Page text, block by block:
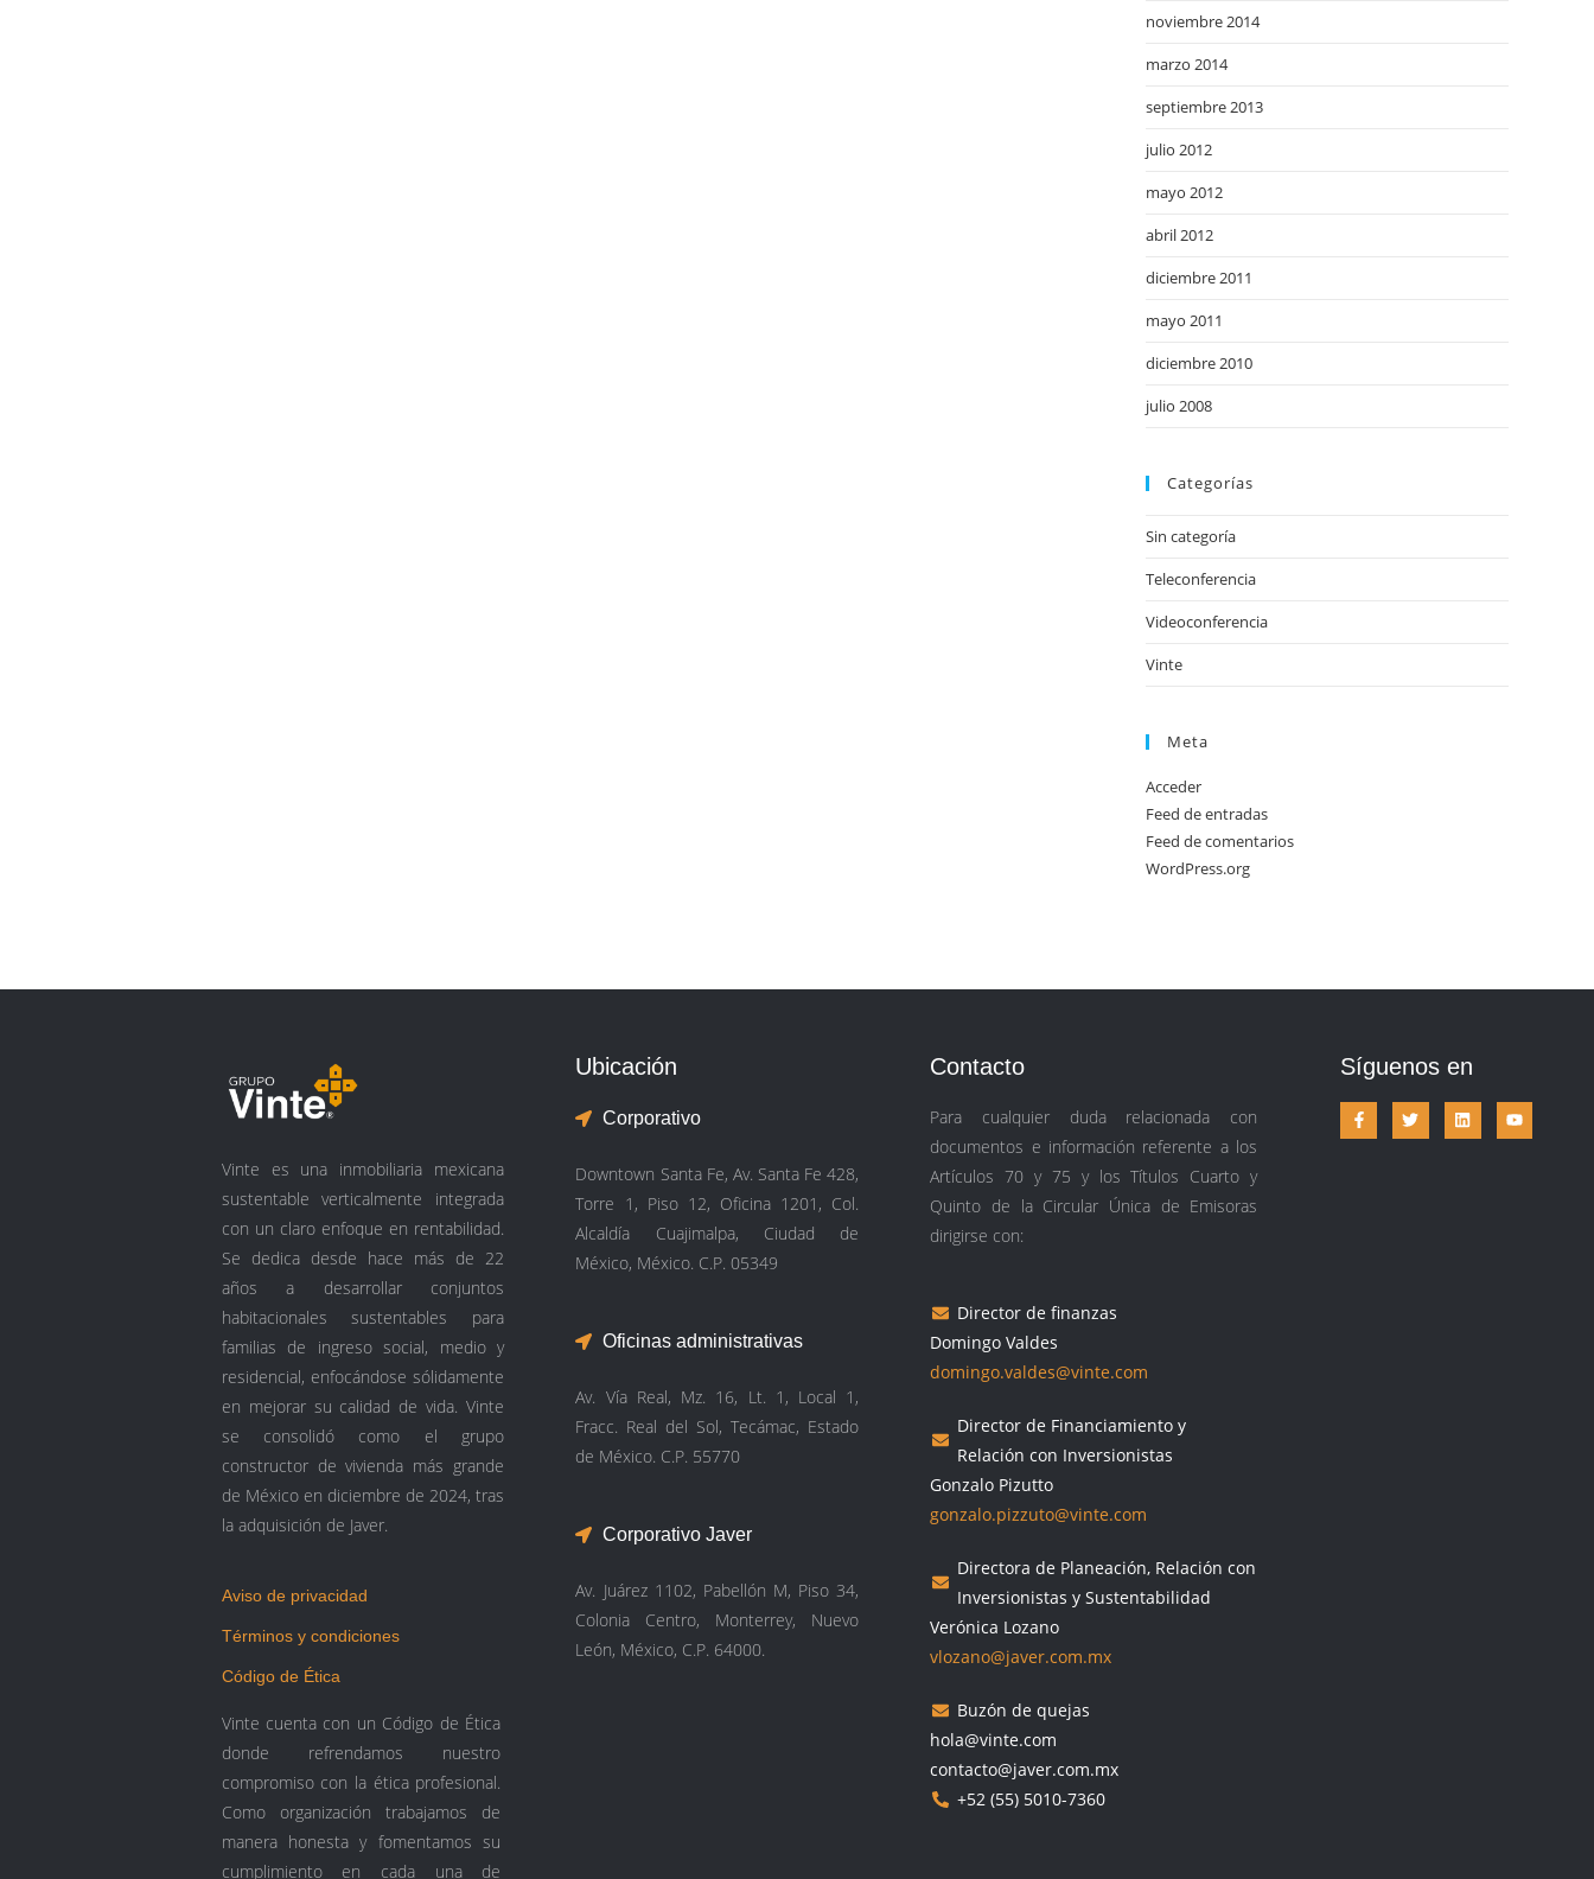
noviembre 2014
marzo 2014
septiembre 2013
julio 2012
mayo 2012
abril 2012
diciembre 2011
mayo 2011
diciembre 2010
julio 2008
Categorías
Sin categoría
Teleconferencia
Videoconferencia
Vinte
Meta
Acceder
Feed de entradas
Feed de comentarios
WordPress.org
Vinte es una inmobiliaria mexicana
sustentable verticalmente integrada
con un claro enfoque en rentabilidad.
Se dedica desde hace más de 22
años a desarrollar conjuntos
habitacionales sustentables para
familias de ingreso social, medio y
residencial, enfocándose sólidamente
en mejorar su calidad de vida. Vinte
se consolidó como el grupo
constructor de vivienda más grande
de México en diciembre de 2024, tras
la adquisición de Javer.
Aviso de privacidad
Términos y condiciones
Código de Ética
Vinte cuenta con un Código de Ética
donde refrendamos nuestro
compromiso con la ética profesional.
Como organización trabajamos de
manera honesta y fomentamos su
cumplimiento en cada una de
Ubicación
Corporativo
Downtown Santa Fe, Av. Santa Fe 428,
Torre 1, Piso 12, Oficina 1201, Col.
Alcaldía Cuajimalpa, Ciudad de
México, México. C.P. 05349
Oficinas administrativas
Av. Vía Real, Mz. 16, Lt. 1, Local 1,
Fracc. Real del Sol, Tecámac, Estado
de México. C.P. 55770
Corporativo Javer
Av. Juárez 1102, Pabellón M, Piso 34,
Colonia Centro, Monterrey, Nuevo
León, México, C.P. 64000.
Contacto
Para cualquier duda relacionada con
documentos e información referente a los
Artículos 70 y 75 y los Títulos Cuarto y
Quinto de la Circular Única de Emisoras
dirigirse con:
Director de finanzas
Domingo Valdes
domingo.valdes@vinte.com
Director de Financiamiento y
Relación con Inversionistas
Gonzalo Pizutto
gonzalo.pizzuto@vinte.com
Directora de Planeación, Relación con
Inversionistas y Sustentabilidad
Verónica Lozano
vlozano@javer.com.mx
Buzón de quejas
hola@vinte.com
contacto@javer.com.mx
+52 (55) 5010-7360
Síguenos en